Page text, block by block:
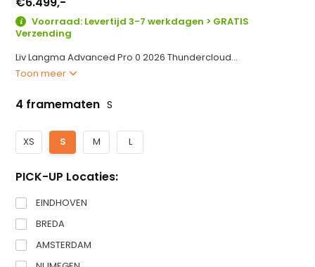
Voorraad: Levertijd 3-7 werkdagen > GRATIS
Verzending
Liv Langma Advanced Pro 0 2026 Thundercloud...
Toon meer
4 framematen S
XS S M L
PICK-UP Locaties:
EINDHOVEN
BREDA
AMSTERDAM